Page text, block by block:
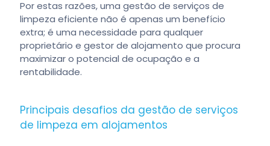
Por estas razões, uma gestão de serviços de
limpeza eficiente não é apenas um benefício
extra; é uma necessidade para qualquer
proprietário e gestor de alojamento que procura
maximizar o potencial de ocupação e a
rentabilidade.
Principais desafios da gestão de serviços
de limpeza em alojamentos